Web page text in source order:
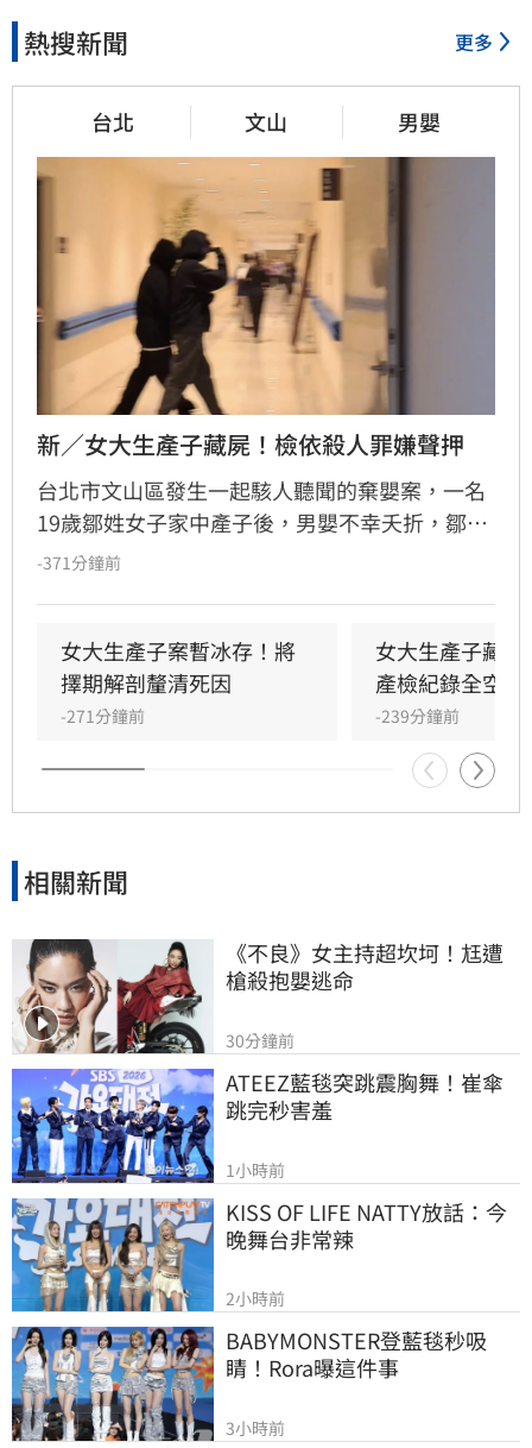
熱搜新聞 更多
台北 文山 男嬰
新／女大生產子藏屍！檢依殺人罪嫌聲押
台北市文山區發生一起駭人聽聞的棄嬰案，一名
19歲鄒姓女子家中產子後，男嬰不幸夭折，鄒女
竟未報案，反而將屍體包裹藏匿於房內。直至數
步尚無法確認男嬰死因，後續將擇期解剖釐清。
檢察官複訊後，認定鄒女涉犯殺人罪嫌重大，且
有湮滅證據之虞，已向台北地方法院聲請羈押，
-371分鐘前
女大生產子案暫冰存！將
擇期解剖釐清死因
-271分鐘前
女大生產子藏
產檢紀錄全空白
-239分鐘前
相關新聞
《不良》女主持超坎坷！尪遭
槍殺抱嬰逃命
30分鐘前
ATEEZ藍毯突跳震胸舞！崔傘
跳完秒害羞
1小時前
KISS OF LIFE NATTY放話：今
晚舞台非常辣
2小時前
BABYMONSTER登藍毯秒吸
睛！Rora曝這件事
3小時前